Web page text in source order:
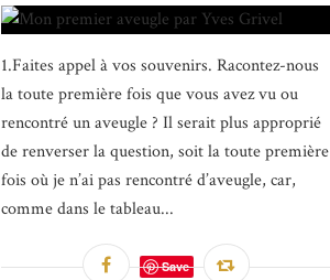
1.Faites appel à vos souvenirs. Racontez-nous
la toute première fois que vous avez vu ou
rencontré un aveugle ? Il serait plus approprié
de renverser la question, soit la toute première
fois où je n’ai pas rencontré d’aveugle, car,
comme dans le tableau...
Save